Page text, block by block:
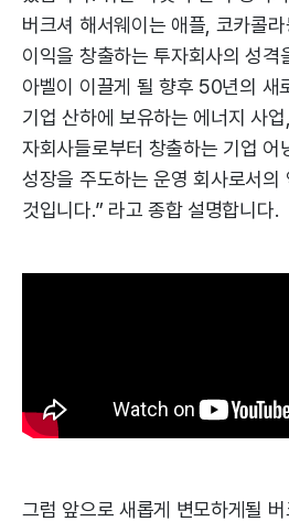
버크셔 해서웨이는 애플, 코카콜
이익을 창출하는 투자회사의 성격
아벨이 이끌게 될 향후 50년의 새
기업 산하에 보유하는 에너지 사
자회사들로부터 창출하는 기업 어
성장을 주도하는 운영 회사로서의
것입니다.” 라고 종합 설명합니다.
그럼 앞으로 새롭게 변모하게될